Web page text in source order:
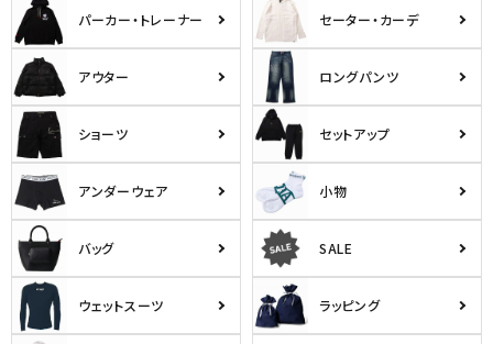
パーカー・トレーナー セーター・カーデ
アウター ロングパンツ
ショーツ セットアップ
アンダーウェア 小物
バッグ SALE
ウェットスーツ ラッピング